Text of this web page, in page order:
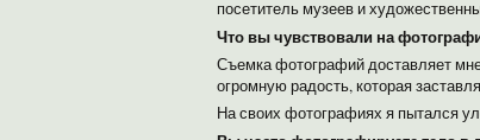
посетитель музеев и
Что вы чувствовали на
Съемка фотографий доставляет
огромную радость, которая
На своих фотографиях я пытался